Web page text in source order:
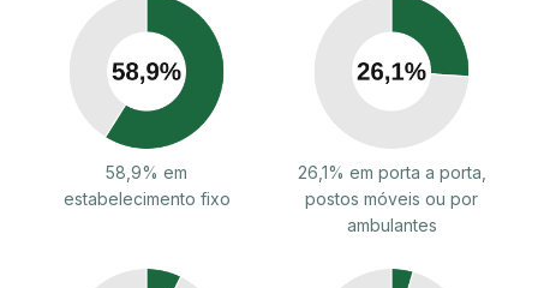
58,9% em
estabelecimento fixo
26,1% em porta a porta,
postos móveis ou por
ambulantes